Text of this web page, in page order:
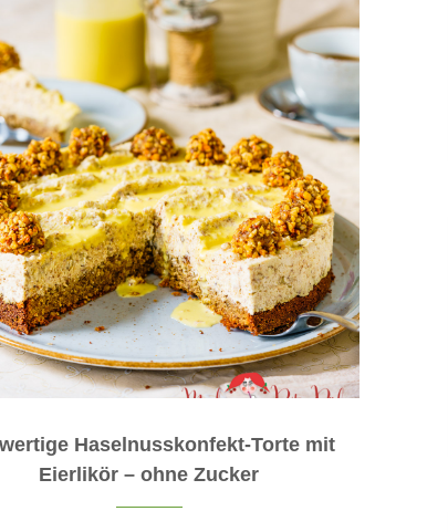
Haselnusskonfekt-Torte mit
Eierlikör – ohne Zucker